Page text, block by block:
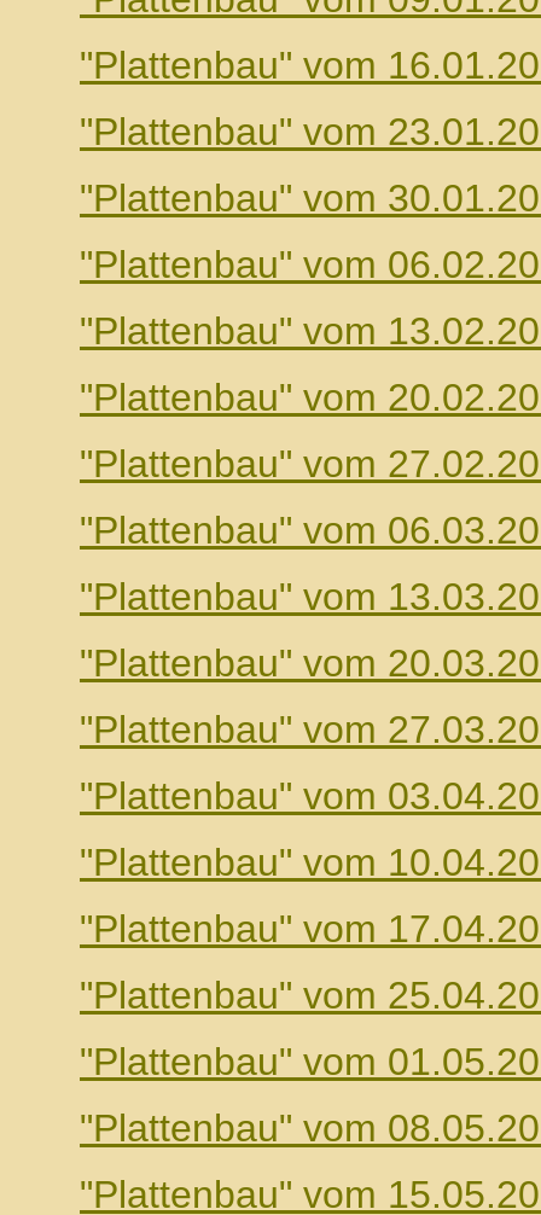
"Plattenbau" vom
"Plattenbau" vom
"Plattenbau" vom
"Plattenbau" vom
"Plattenbau" vom
"Plattenbau" vom
"Plattenbau" vom
"Plattenbau" vom
"Plattenbau" vom
"Plattenbau" vom
"Plattenbau" vom
"Plattenbau" vom
"Plattenbau" vom
"Plattenbau" vom
"Plattenbau" vom
"Plattenbau" vom
"Plattenbau" vom
"Plattenbau" vom